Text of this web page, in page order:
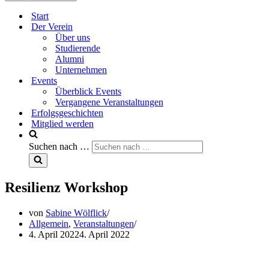
Start
Der Verein
Über uns
Studierende
Alumni
Unternehmen
Events
Überblick Events
Vergangene Veranstaltungen
Erfolgsgeschichten
Mitglied werden
Suchen nach …
Resilienz Workshop
von Sabine Wölflick
Allgemein, Veranstaltungen
4. April 20224. April 2022